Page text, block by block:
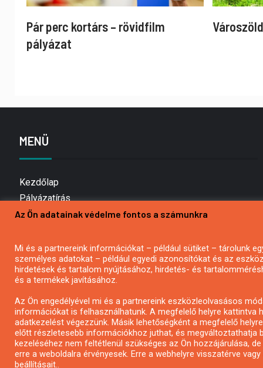
Pár perc kortárs – rövidfilm
pályázat
MENÜ
Kezdőlap
Pályázatírás
Bemutatkozás
Hírlevél feliratkozás
Impresszum
Kapcsolat
Az Ön adatainak védelme fontos a számunkra
Mi és a partnereink információkat – például sütiket – tárolunk
személyes adatokat – például egyedi azonosítókat és az
hirdetések és tartalom nyújtásához, hirdetés- és
és a termékek javításához.
Az Ön engedélyével mi és a partnereink eszközleolvasásos
információkat is felhasználhatunk. A megfelelő helyre
adatkezelést végezzünk. Másik lehetőségként a megfelelő
előtt részletesebb információkhoz juthat, és megváltoztathatja
kezeléséhez nem feltétlenül szükséges az Ön hozzájárulása,
erre a weboldalra érvényesek. Erre a webhelyre visszatérve
beállításait..